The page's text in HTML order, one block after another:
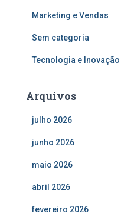
Marketing e Vendas
Sem categoria
Tecnologia e Inovação
Arquivos
julho 2026
junho 2026
maio 2026
abril 2026
fevereiro 2026